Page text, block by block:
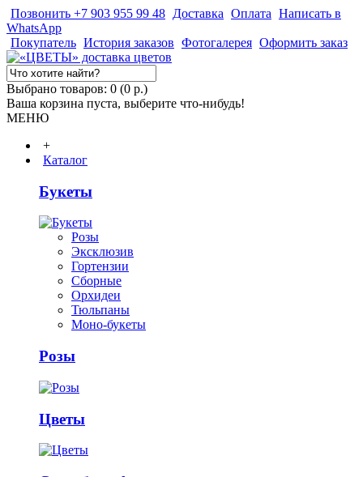
Позвонить +7 903 955 99 48 Доставка Оплата Написать в
WhatsApp
Покупатель История заказов Фотогалерея Оформить заказ
Выбрано товаров: 0 (0 р.)
Ваша корзина пуста, выберите что-нибудь!
МЕНЮ
+
Каталог
Букеты
Розы
Эксклюзив
Гортензии
Сборные
Орхидеи
Тюльпаны
Моно-букеты
Розы
Цветы